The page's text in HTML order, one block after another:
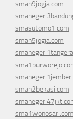
sman9jogja.com
smasutomo1.com
sman5jogja.com
sman2bekasi.com
sma1wonosari.com